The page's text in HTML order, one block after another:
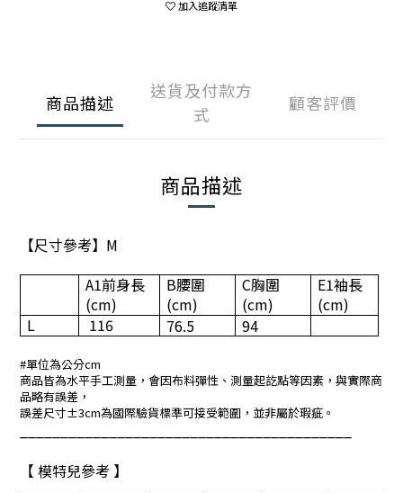
加入追蹤清單
商品描述
送貨及付款方
式
顧客評價
商品描述
【尺寸參考】M
A1前身長
(cm)
B腰圍
(cm)
C胸圍
(cm)
E1袖長
(cm)
L
116 76.5 94
#單位為公分cm
商品皆為水平手工測量，會因布料彈性、測量起訖點等因素，與實際商
品略有誤差，
誤差尺寸±3cm為國際驗貨標準可接受範圍，並非屬於瑕疵。
【 模特兒參考 】